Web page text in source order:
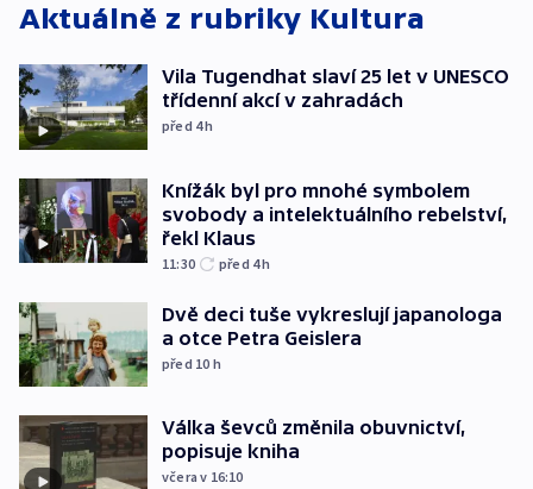
Aktuálně z rubriky Kultura
Vila Tugendhat slaví 25 let v UNESCO
třídenní akcí v zahradách
před 4h
Knížák byl pro mnohé symbolem
svobody a intelektuálního rebelství,
řekl Klaus
11:30 před 4h
Dvě deci tuše vykreslují japanologa
a otce Petra Geislera
před 10 h
Válka ševců změnila obuvnictví,
popisuje kniha
včera v 16:10